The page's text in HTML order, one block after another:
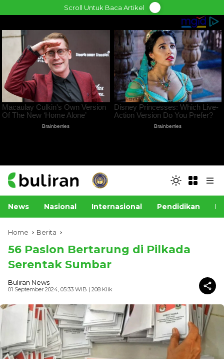
to
Scroll Untuk Baca Artikel
News Nasional Internasional Pendidikan
Home Berita
56 Paslon Bertarung di Pilkada
Serentak Sumbar
Buliran News
01 September 2024, 05:33 WIB | 208 Klik